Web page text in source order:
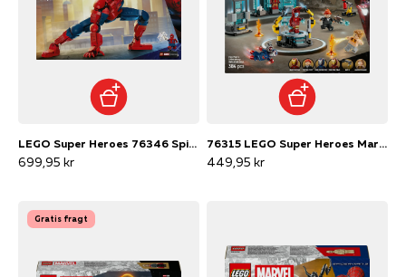
LEGO Super Heroes 76346 Spider-Man-heltefigur
699,95 kr
76315 LEGO Super Heroes Marvel Iron Mans laboratorium: Dragtgalleriet
449,95 kr
Gratis fragt